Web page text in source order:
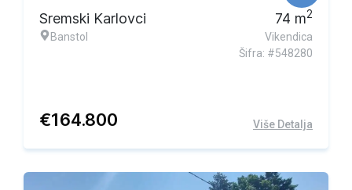
Sremski Karlovci
Banstol
74 m2
Vikendica
Šifra: #548280
€164.800 Više Detalja